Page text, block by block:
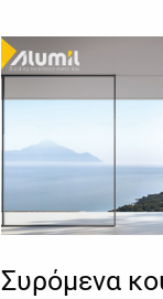
Συρόμενα